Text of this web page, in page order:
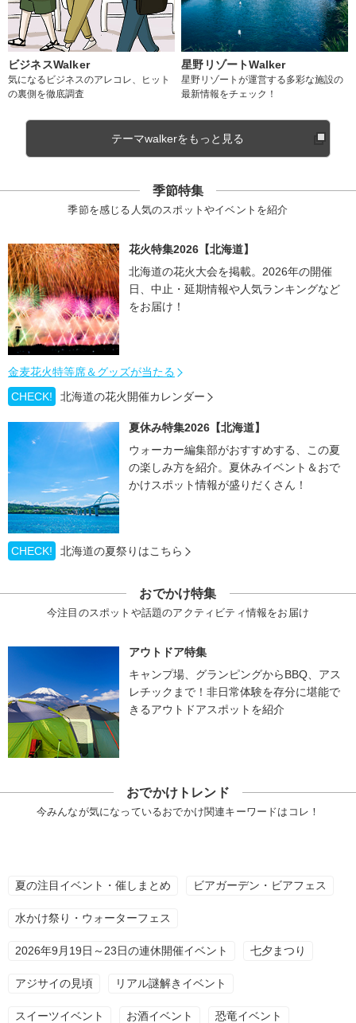
ビジネスWalker
気になるビジネスのアレコレ、ヒット
の裏側を徹底調査
星野リゾートWalker
星野リゾートが運営する多彩な施設の
最新情報をチェック！
テーマwalkerをもっと見る
季節特集
季節を感じる人気のスポットやイベントを紹介
花火特集2026【北海道】
北海道の花火大会を掲載。2026年の開催
日、中止・延期情報や人気ランキングなど
をお届け！
金麦花火特等席＆グッズが当たる
CHECK!
北海道の花火開催カレンダー
夏休み特集2026【北海道】
ウォーカー編集部がおすすめする、この夏
の楽しみ方を紹介。夏休みイベント＆おで
かけスポット情報が盛りだくさん！
CHECK! 北海道の夏祭りはこちら
おでかけ特集
今注目のスポットや話題のアクティビティ情報をお届け
アウトドア特集
キャンプ場、グランピングからBBQ、アス
レチックまで！非日常体験を存分に堪能で
きるアウトドアスポットを紹介
おでかけトレンド
今みんなが気になっているおでかけ関連キーワードはコレ！
夏の注目イベント・催しまとめ ビアガーデン・ビアフェス
水かけ祭り・ウォーターフェス
2026年9月19日～23日の連休開催イベント 七夕まつり
アジサイの見頃 リアル謎解きイベント
スイーツイベント お酒イベント 恐竜イベント